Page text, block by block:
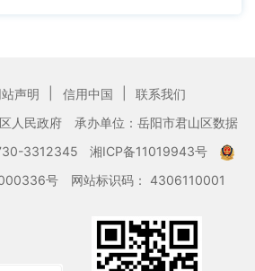
声明 信用中国
联系我们
人民政府
承办单位：岳阳市君山区数据
3312345
湘ICP备11019943号
号
网站标识码： 4306110001